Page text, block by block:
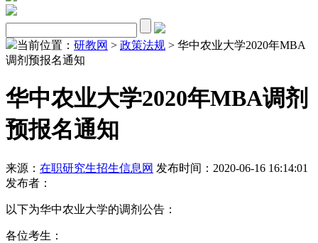
当前位置： 研教网 > 政策法规 > 华中农业大学2020年MBA
调剂预报名通知
华中农业大学2020年MBA调剂
预报名通知
来源： 在职研究生招生信息网 发布时间：2020-06-16 16:14:01
发布者：
以下为华中农业大学的调剂公告：
各位考生：